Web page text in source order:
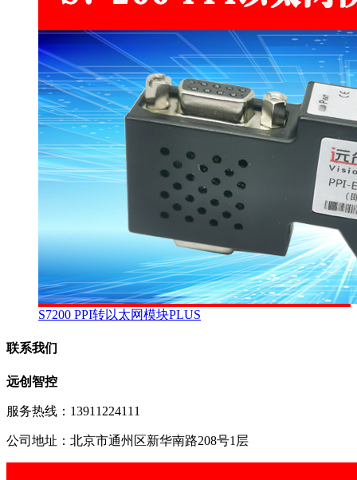
S7200 PPI转以太网模块PLUS
联系我们
远创智控
服务热线：13911224111
公司地址：北京市通州区新华南路208号1层